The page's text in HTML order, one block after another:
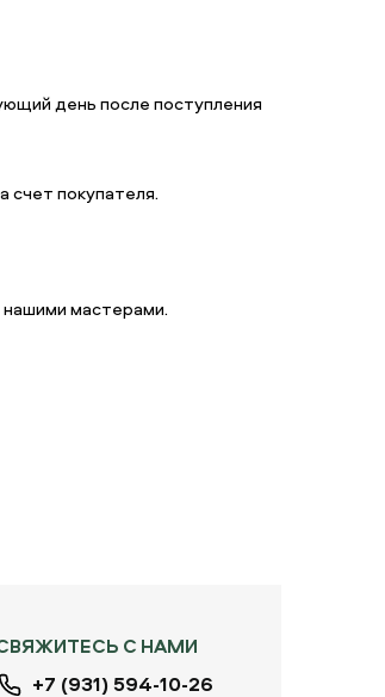
день после поступления
счет покупателя.
мастерами.
С НАМИ
+7 (931) 594-10-26